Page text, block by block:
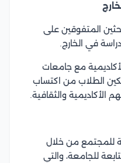
المتفوقين على
في الخارج.
مع جامعات
الطلاب من اكتساب
الأكاديمية والثقافية.
للمجتمع من خلال
للجامعة، والتي